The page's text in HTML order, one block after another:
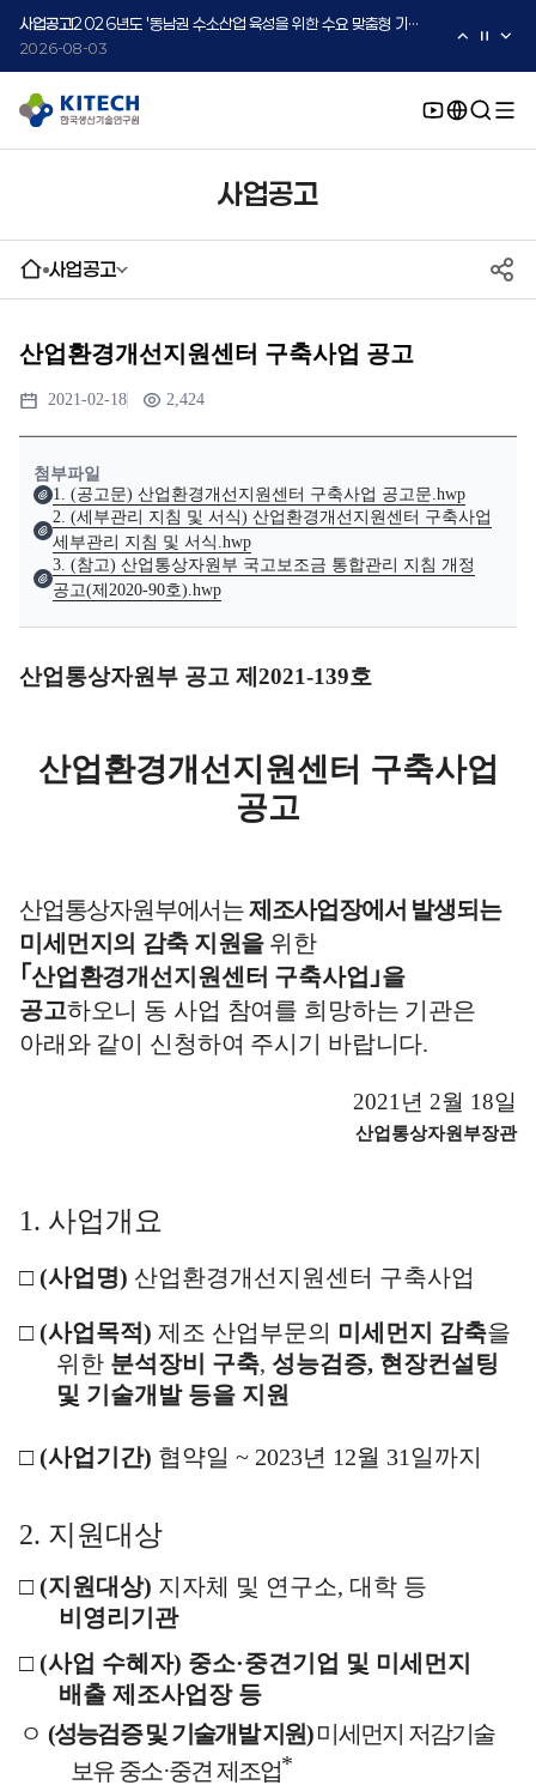
사업공고 2026년도 '동남권 수소산업 육성을 위한 수요 맞춤형 기술지원 사업' 수요기업 2차 모집 공고
2026-08-03
사업공고 2026년도 중소·중견기업 글로벌 시장 진출을 위한 K-Convergence 글로벌 시험·실증 지원 프로그램 모집공고(2차)
2026-08-03
사업공고
사업공고
산업환경개선지원센터 구축사업 공고
2021-02-18 2,424
첨부파일
1. (공고문) 산업환경개선지원센터 구축사업 공고문.hwp
2. (세부관리 지침 및 서식) 산업환경개선지원센터 구축사업
세부관리 지침 및 서식.hwp
3. (참고) 산업통상자원부 국고보조금 통합관리 지침 개정
공고(제2020-90호).hwp
산업통상자원부 공고 제 2021-139호
산업환경개선지원센터 구축사업
공고
산업통상자원부에서는제조사업장에서 발생되는
미세먼지의 감축 지원을 위한
｢산업환경개선지원센터 구축사업 ｣을
공고하오니 동 사업 참여를 희망하는 기관은
아래와 같이 신청하여 주시기 바랍니다.
2021 년 2월 18일
산업통상자원부장관
1. 사업개요
□ (사업명) 산업환경개선지원센터 구축사업
□ (사업목적) 제조 산업부문의 미세먼지 감축을
위한 분석장비 구축, 성능검증, 현장컨설팅
및 기술개발 등을 지원
□ (사업기간) 협약일 ~ 2023년 12월 31일까지
2. 지원대상
□ (지원대상) 지자체 및 연구소, 대학 등
비영리기관
□ (사업 수혜자) 중소·중견기업 및 미세먼지
배출 제조사업장 등
ㅇ (성능검증 및 기술개발 지원) 미세먼지 저감기술
보유 중소·중견 제조업*